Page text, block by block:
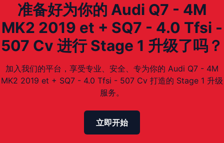
准备好为你的 Audi Q7 - 4M
MK2 2019 et + SQ7 - 4.0 Tfsi -
507 Cv 进行 Stage 1 升级了吗？
加入我们的平台，享受专业、安全、专为你的 Audi Q7 - 4M
MK2 2019 et + SQ7 - 4.0 Tfsi - 507 Cv 打造的 Stage 1 升级
服务。
立即开始